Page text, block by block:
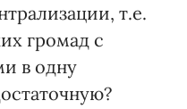
т.е.
громад с
в одну